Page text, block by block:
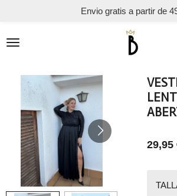
contenido
Envio gratis a partir de
29,95